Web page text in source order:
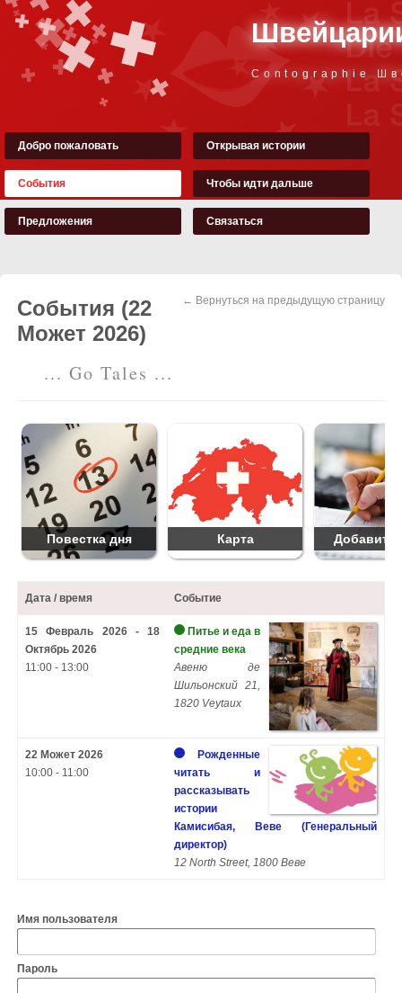
Contographie
Добро пожаловать Открывая истории
События Чтобы идти дальше
Предложения Связаться
← Вернуться на предыдущую страницу
События (22
Может 2026)
... Go Tales ...
Повестка дня Карта Добавить
Дата / время Событие
15 Февраль 2026 - 18
Октябрь 2026
11:00 - 13:00
Питье и еда в
средние века
Авеню де
Шильонский 21,
1820 Veytaux
22 Может 2026
10:00 - 11:00
Рожденные
читать и
рассказывать
истории
Камисибая, Веве (Генеральный
директор)
12 North Street, 1800 Веве
Имя пользователя
Пароль